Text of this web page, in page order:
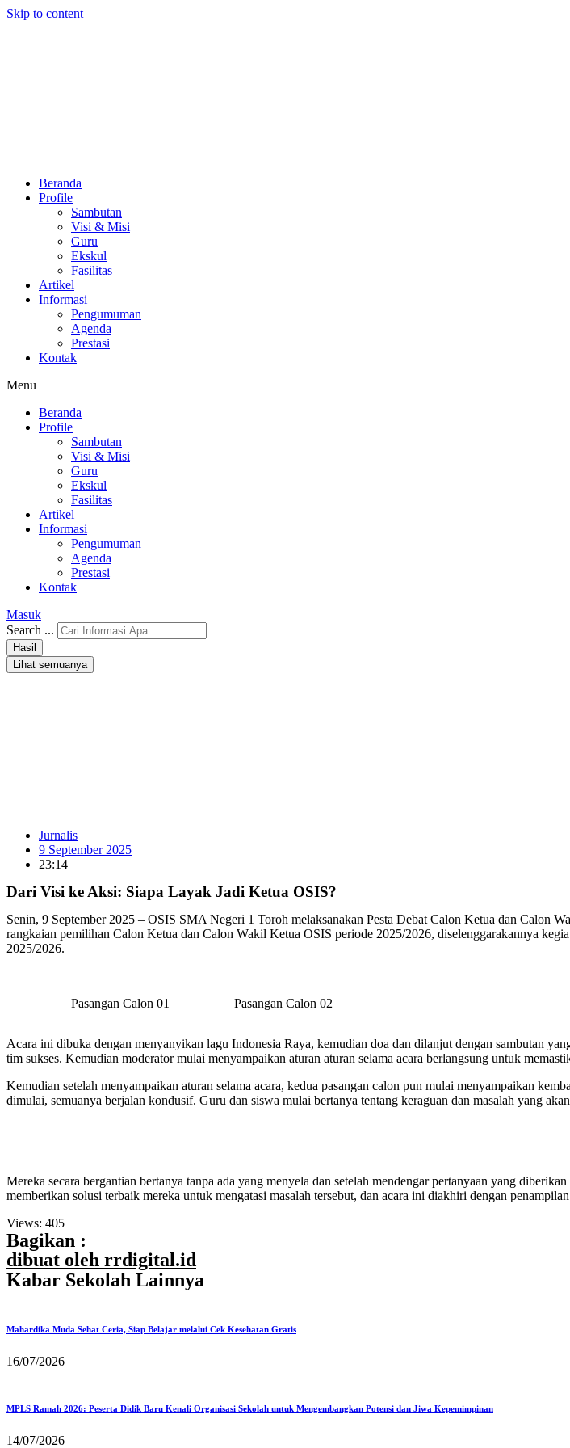
Skip to content
Beranda
Profile
Sambutan
Visi & Misi
Guru
Ekskul
Fasilitas
Artikel
Informasi
Pengumuman
Agenda
Prestasi
Kontak
Menu
Beranda
Profile
Sambutan
Visi & Misi
Guru
Ekskul
Fasilitas
Artikel
Informasi
Pengumuman
Agenda
Prestasi
Kontak
Masuk
Search ...
Hasil
Lihat semuanya
Jurnalis
9 September 2025
23:14
Dari Visi ke Aksi: Siapa Layak Jadi Ketua OSIS?
Senin, 9 September 2025 – OSIS SMA Negeri 1 Toroh melaksanakan Pesta Debat Calon Ketua dan Calon
rangkaian pemilihan Calon Ketua dan Calon Wakil Ketua OSIS periode 2025/2026, diselenggarakannya
2025/2026.
Pasangan Calon 01 Pasangan Calon 02
Acara ini dibuka dengan menyanyikan lagu Indonesia Raya, kemudian doa dan dilanjut dengan sambutan
tim sukses. Kemudian moderator mulai menyampaikan aturan aturan selama acara berlangsung untuk
Kemudian setelah menyampaikan aturan selama acara, kedua pasangan calon pun mulai menyampaikan
dimulai, semuanya berjalan kondusif. Guru dan siswa mulai bertanya tentang keraguan dan masalah yang
Mereka secara bergantian bertanya tanpa ada yang menyela dan setelah mendengar pertanyaan yang
memberikan solusi terbaik mereka untuk mengatasi masalah tersebut, dan acara ini diakhiri dengan
Views: 405
Bagikan :
dibuat oleh rrdigital.id
Kabar Sekolah Lainnya
Mahardika Muda Sehat Ceria, Siap Belajar melalui Cek Kesehatan Gratis
16/07/2026
MPLS Ramah 2026: Peserta Didik Baru Kenali Organisasi Sekolah untuk Mengembangkan Potensi dan Jiwa Kepemimpinan
14/07/2026